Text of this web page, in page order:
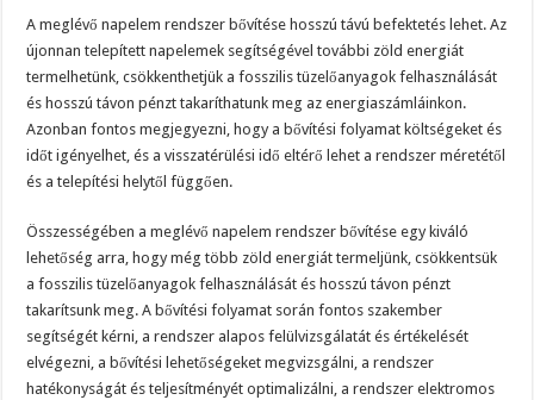
A meglévő napelem rendszer bővítése hosszú távú befektetés lehet. Az
újonnan telepített napelemek segítségével további zöld energiát
termelhetünk, csökkenthetjük a fosszilis tüzelőanyagok felhasználását
és hosszú távon pénzt takaríthatunk meg az energiaszámláinkon.
Azonban fontos megjegyezni, hogy a bővítési folyamat költségeket és
időt igényelhet, és a visszatérülési idő eltérő lehet a rendszer méretétől
és a telepítési helytől függően.
Összességében a meglévő napelem rendszer bővítése egy kiváló
lehetőség arra, hogy még több zöld energiát termeljünk, csökkentsük
a fosszilis tüzelőanyagok felhasználását és hosszú távon pénzt
takarítsunk meg. A bővítési folyamat során fontos szakember
segítségét kérni, a rendszer alapos felülvizsgálatát és értékelését
elvégezni, a bővítési lehetőségeket megvizsgálni, a rendszer
hatékonyságát és teljesítményét optimalizálni, a rendszer elektromos